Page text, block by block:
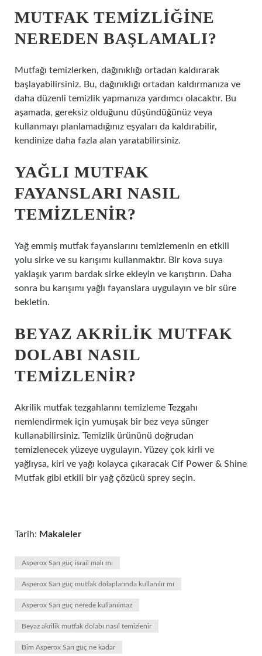
MUTFAK TEMIZLIĞINE
NEREDEN BAŞLAMALI?
Mutfağı temizlerken, dağınıklığı ortadan kaldırarak
başlayabilirsiniz. Bu, dağınıklığı ortadan kaldırmanıza ve
daha düzenli temizlik yapmanıza yardımcı olacaktır. Bu
aşamada, gereksiz olduğunu düşündüğünüz veya
kullanmayı planlamadığınız eşyaları da kaldırabilir,
kendinize daha fazla alan yaratabilirsiniz.
YAĞLI MUTFAK
FAYANSLARI NASIL
TEMIZLENIR?
Yağ emmiş mutfak fayanslarını temizlemenin en etkili
yolu sirke ve su karışımı kullanmaktır. Bir kova suya
yaklaşık yarım bardak sirke ekleyin ve karıştırın. Daha
sonra bu karışımı yağlı fayanslara uygulayın ve bir süre
bekletin.
BEYAZ AKRILIK MUTFAK
DOLABI NASIL
TEMIZLENIR?
Akrilik mutfak tezgahlarını temizleme Tezgahı
nemlendirmek için yumuşak bir bez veya sünger
kullanabilirsiniz. Temizlik ürününü doğrudan
temizlenecek yüzeye uygulayın. Yüzey çok kirli ve
yağlıysa, kiri ve yağı kolayca çıkaracak Cif Power & Shine
Mutfak gibi etkili bir yağ çözücü sprey seçin.
Tarih: Makaleler
Asperox Sarı güç israil malı mı
Asperox Sarı güç mutfak dolaplarında kullanılır mı
Asperox Sarı güç nerede kullanılmaz
Beyaz akrilik mutfak dolabı nasıl temizlenir
Bim Asperox Sarı güç ne kadar